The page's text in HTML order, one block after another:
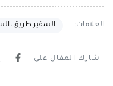
العلامات: السفير طريق، السفارة
شارك المقال على